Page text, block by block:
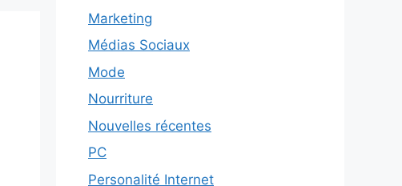
Marketing
Médias Sociaux
Mode
Nourriture
Nouvelles récentes
PC
Personalité Internet